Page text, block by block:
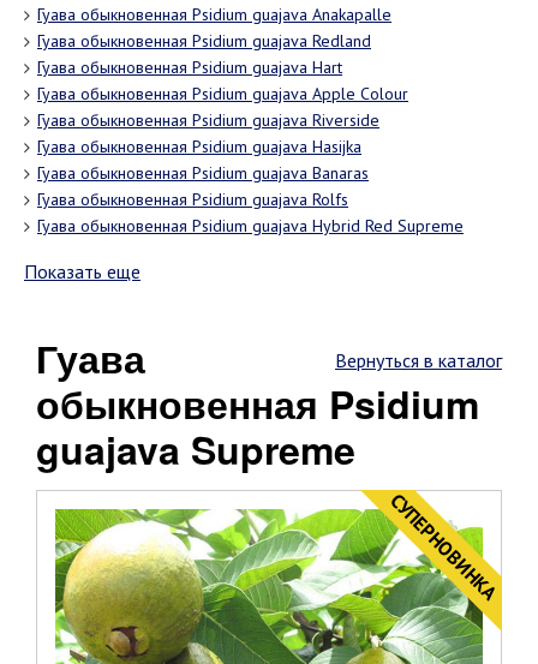
Гуава обыкновенная Psidium guajava Anakapalle
Гуава обыкновенная Psidium guajava Redland
Гуава обыкновенная Psidium guajava Hart
Гуава обыкновенная Psidium guajava Apple Colour
Гуава обыкновенная Psidium guajava Riverside
Гуава обыкновенная Psidium guajava Hasijka
Гуава обыкновенная Psidium guajava Banaras
Гуава обыкновенная Psidium guajava Rolfs
Гуава обыкновенная Psidium guajava Hybrid Red Supreme
Показать еще
Вернуться в каталог
Гуава
обыкновенная Psidium
guajava Supreme
CУПЕРНОВИНКА